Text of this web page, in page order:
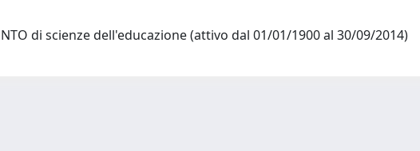
di scienze dell'educazione (attivo dal 01/01/1900 al 30/09/2014)